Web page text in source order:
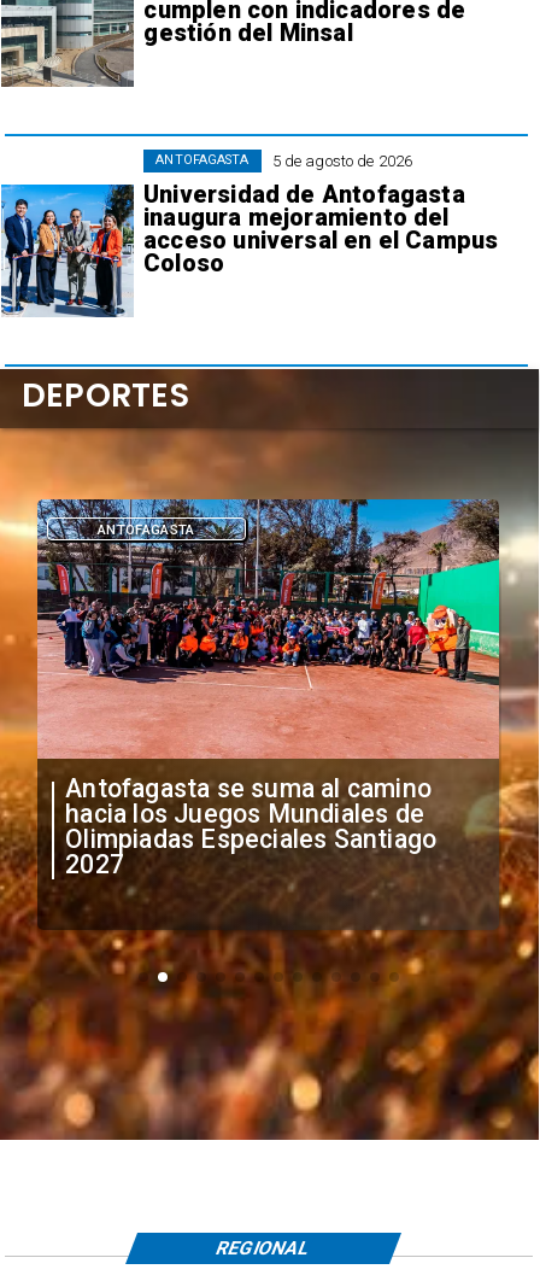
cumplen con indicadores de
gestión del Minsal
5 de agosto de 2026
Universidad de Antofagasta
inaugura mejoramiento del
acceso universal en el Campus
Coloso
ANTOFAGASTA
"Falta de profesionalismo": Sifup
anuncia medidas por situación
irregular de futbolistas
extranjeros
DEPORTES
DEPORTES
REGIONAL